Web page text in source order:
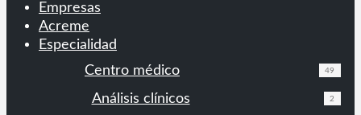
Empresas
Acreme
Especialidad
Centro médico
49
Análisis clínicos 2